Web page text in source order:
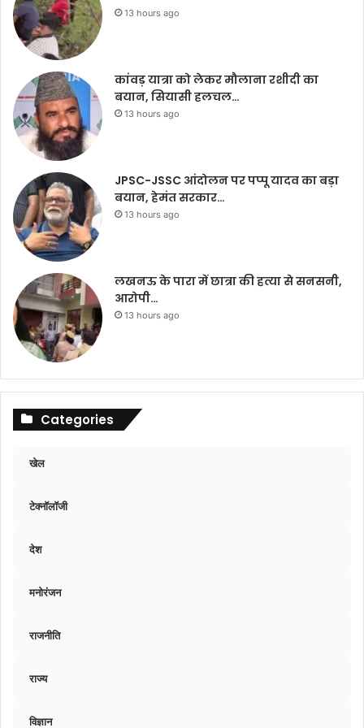
13 hours ago
कांवड़ यात्रा को लेकर मौलाना रशीदी का
बयान, सियासी हलचल…
13 hours ago
JPSC-JSSC आंदोलन पर पप्पू यादव का बड़ा
बयान, हेमंत सरकार…
13 hours ago
लखनऊ के पारा में छात्रा की हत्या से सनसनी,
आरोपी…
13 hours ago
Categories
खेल
टेक्नॉलॉजी
देश
मनोरंजन
राजनीति
राज्य
विज्ञान